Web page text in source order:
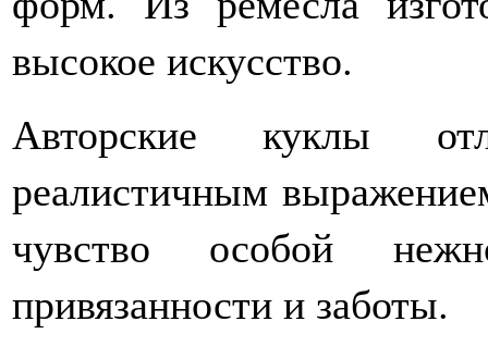
высокое искусство.
Авторские куклы
реалистичным
чувство особой
привязанности и заботы.